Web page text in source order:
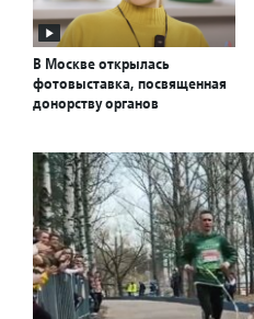
В Москве открылась
фотовыставка, посвященная
донорству органов